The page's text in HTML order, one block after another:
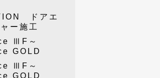
ドアエ
ー施工
ⅢF～
GOLD
ⅢF～
GOLD